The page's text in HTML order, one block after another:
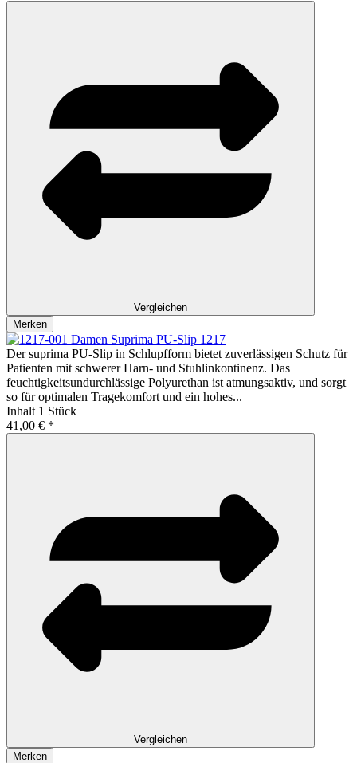
Vergleichen
Merken
Suprima PU-Slip 1217
Der suprima PU-Slip in Schlupfform bietet zuverlässigen Schutz für
Patienten mit schwerer Harn- und Stuhlinkontinenz. Das
feuchtigkeitsundurchlässige Polyurethan ist atmungsaktiv, und sorgt
so für optimalen Tragekomfort und ein hohes...
Inhalt 1 Stück
41,00 € *
Vergleichen
Merken